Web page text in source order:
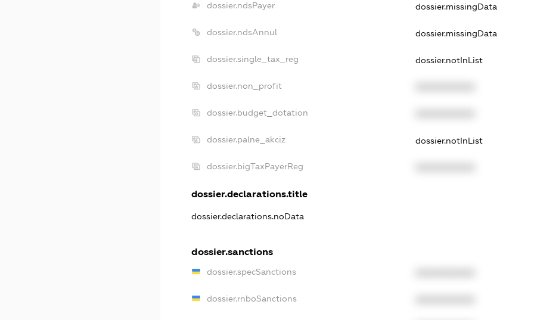
dossier.ndsPayer dossier.missingData
dossier.ndsAnnul dossier.missingData
dossier.single_tax_reg dossier.notInList
dossier.non_profit
dossier.budget_dotation
dossier.palne_akciz dossier.notInList
dossier.bigTaxPayerReg
dossier.declarations.title
dossier.declarations.noData
dossier.sanctions
dossier.specSanctions
dossier.rnboSanctions